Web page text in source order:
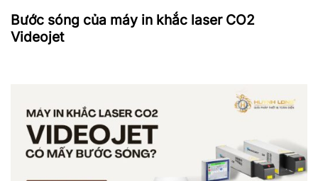
Bước sóng của máy in khắc laser CO2
Videojet